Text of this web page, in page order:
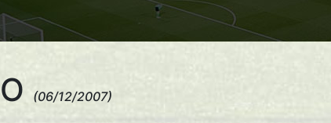
(06/12/2007)